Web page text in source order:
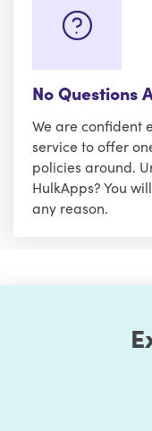
No Questions
We are confident
service to offer
policies around.
HulkApps? You
any reason.